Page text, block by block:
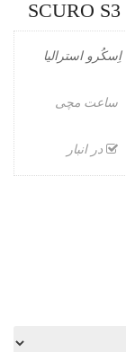
اِسکُرو استرالیا
ساعت مچی
در انبار